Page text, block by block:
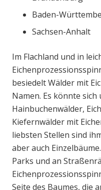
Baden-
Sachsen-Anhalt
Im Flachland und in
besiedelt Wälder mit
Namen. Es könnte sich
Hainbuchenwälder,
Kiefernwälder mit
liebsten Stellen sind
aber auch
Parks und an
Seite des Baumes, die